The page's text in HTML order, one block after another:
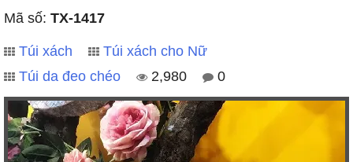
Mã số: TX-1417
Túi xách
Túi xách cho Nữ
Túi da đeo chéo
2,980 0